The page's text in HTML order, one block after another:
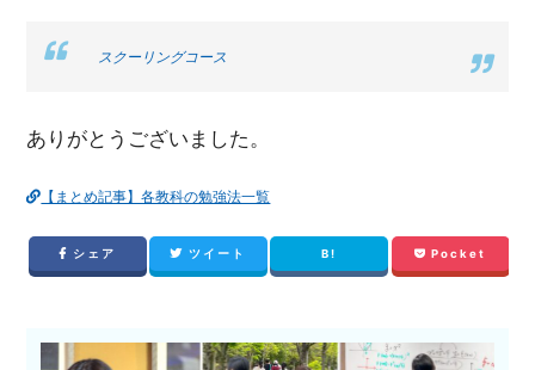
スクーリングコース
ありがとうございました。
【まとめ記事】各教科の勉強法一覧
シェア ツイート B! Pocket